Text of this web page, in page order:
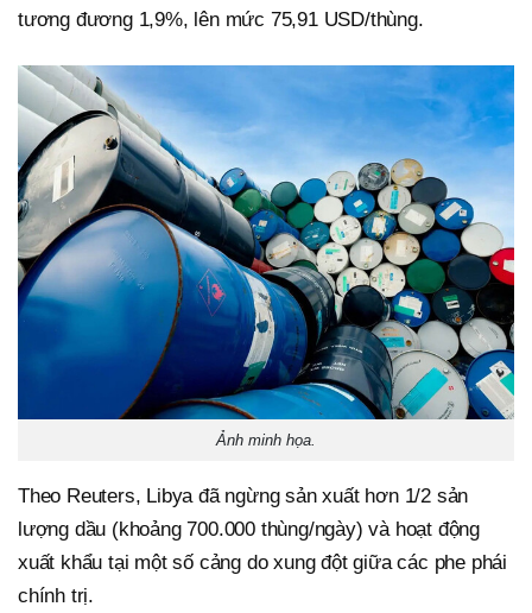
tương đương 1,9%, lên mức 75,91 USD/thùng.
Ảnh minh họa.
Theo Reuters, Libya đã ngừng sản xuất hơn 1/2 sản
lượng dầu (khoảng 700.000 thùng/ngày) và hoạt động
xuất khẩu tại một số cảng do xung đột giữa các phe phái
chính trị.